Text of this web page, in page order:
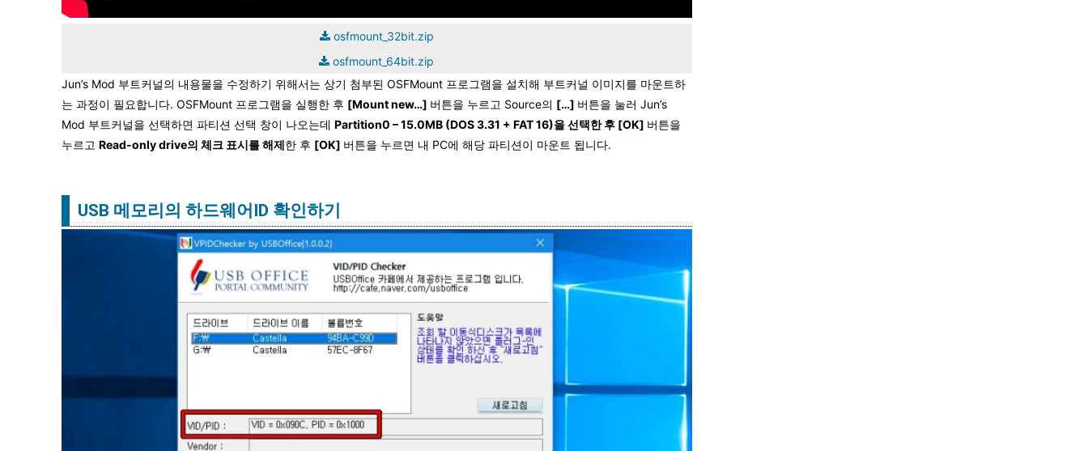
osfmount_32bit.zip
osfmount_64bit.zip
Jun’s Mod 부트커널의 내용물을 수정하기 위해서는 상기 첨부된 OSFMount 프로그램을 설치해 부트커널 이미지를 마운트하
는 과정이 필요합니다. OSFMount 프로그램을 실행한 후 [Mount new…] 버튼을 누르고 Source의 […] 버튼을 눌러 Jun’s
Mod 부트커널을 선택하면 파티션 선택 창이 나오는데 Partition0 – 15.0MB (DOS 3.31 + FAT 16)을 선택한 후 [OK] 버튼을
누르고 Read-only drive의 체크 표시를 해제한 후 [OK] 버튼을 누르면 내 PC에 해당 파티션이 마운트 됩니다.
USB 메모리의 하드웨어ID 확인하기